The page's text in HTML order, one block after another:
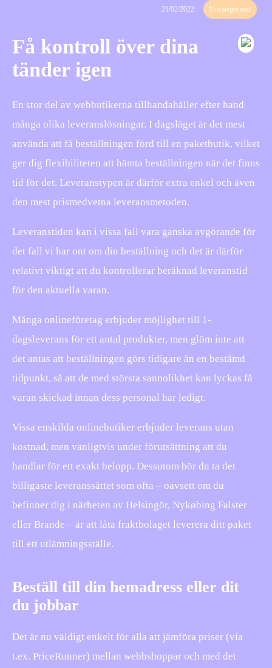
21/02/2022 Uncategorized
Få kontroll över dina
tänder igen
En stor del av webbutikerna tillhandahåller efter hand
många olika leveranslösningar. I dagsläget är det mest
använda att få beställningen förd till en paketbutik, vilket
ger dig flexibiliteten att hämta beställningen när det finns
tid för det. Leveranstypen är därför extra enkel och även
den mest prismedvetna leveransmetoden.
Leveranstiden kan i vissa fall vara ganska avgörande för
det fall vi har ont om din beställning och det är därför
relativt viktigt att du kontrollerar beräknad leveranstid
för den aktuella varan.
Många onlineföretag erbjuder möjlighet till 1-
dagsleverans för ett antal produkter, men glöm inte att
det antas att beställningen görs tidigare än en bestämd
tidpunkt, så att de med största sannolikhet kan lyckas få
varan skickad innan dess personal har ledigt.
Vissa enskilda onlinebutiker erbjuder leverans utan
kostnad, men vanligtvis under förutsättning att du
handlar för ett exakt belopp. Dessutom bör du ta det
billigaste leveranssättet som ofta – oavsett om du
befinner dig i närheten av Helsingör, Nykøbing Falster
eller Brande – är att låta fraktbolaget leverera ditt paket
till ett utlämningsställe.
Beställ till din hemadress eller dit
du jobbar
Det är nu väldigt enkelt för alla att jämföra priser (via
t.ex. PriceRunner) mellan webbshoppar och med det